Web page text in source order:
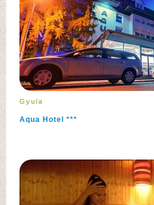
Gyula
Aqua Hotel ***